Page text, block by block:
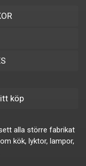
köp
alla större fabrikat
kök, lyktor, lampor,